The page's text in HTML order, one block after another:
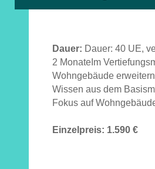
Dauer: Dauer: 40 UE,
2 MonateIm
Wohngebäude
Wissen aus dem
Fokus auf
Einzelpreis: 1.590 €